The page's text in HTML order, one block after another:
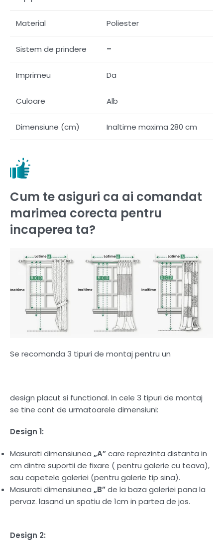
Material Poliester
Sistem de prindere –
Imprimeu Da
Culoare Alb
Dimensiune (cm) Inaltime maxima 280 cm
Cum te asiguri ca ai comandat
marimea corecta pentru
incaperea ta?
Se recomanda 3 tipuri de montaj pentru un
design placut si functional. In cele 3 tipuri de montaj
se tine cont de urmatoarele dimensiuni:
Design 1:
Masurati dimensiunea „A”care reprezinta distanta in
cm dintre suportii de fixare ( pentru galerie cu teava),
sau capetele galeriei (pentru galerie tip sina).
Masurati dimensiunea „B”de la baza galeriei pana la
pervaz. lasand un spatiu de 1cm in partea de jos.
Design 2: